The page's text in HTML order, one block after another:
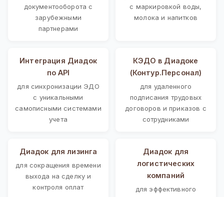
документооборота с
зарубежными
партнерами
с маркировкой воды,
молока и напитков
Интеграция Диадок
по API
для синхронизации ЭДО
с уникальными
самописными системами
учета
КЭДО в Диадоке
(Контур.Персонал)
для удаленного
подписания трудовых
договоров и приказов с
сотрудниками
Диадок для лизинга
для сокращения времени
выхода на сделку и
контроля оплат
Диадок для
логистических
компаний
для эффективного